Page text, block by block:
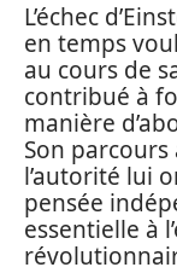
L’échec
en temps
au cours de
contribué à
manière
Son
l’autorité lui
pensée
essentielle à